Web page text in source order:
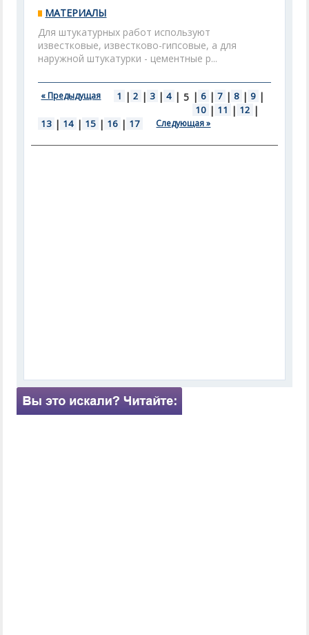
МАТЕРИАЛЫ
Для штукатурных работ используют
известковые, известково-гипсовые, а для
наружной штукатурки - цементные р...
« Предыдущая 1 | 2 | 3 | 4 | 5 | 6 | 7 | 8 | 9 |
10 | 11 | 12 |
13 | 14 | 15 | 16 | 17 Следующая »